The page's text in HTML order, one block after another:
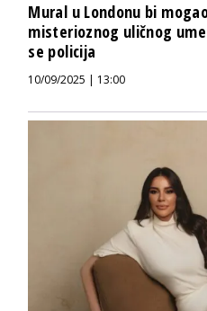
Mural u Londonu bi
misterioznog uličnog
se policija
10/09/2025 | 13:00